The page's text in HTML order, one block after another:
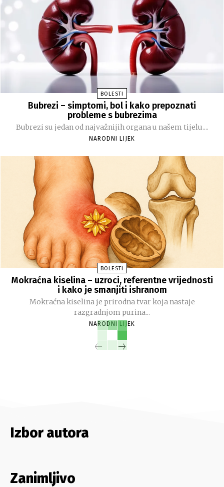
BOLESTI
Bubrezi – simptomi, bol i kako prepoznati
probleme s bubrezima
Bubrezi su jedan od najvažnijih organa u našem tijelu....
NARODNI LIJEK
BOLESTI
Mokraćna kiselina – uzroci, referentne vrijednosti
i kako je smanjiti ishranom
Mokraćna kiselina je prirodna tvar koja nastaje
razgradnjom purina...
NARODNI LIJEK
Izbor autora
Zanimljivo